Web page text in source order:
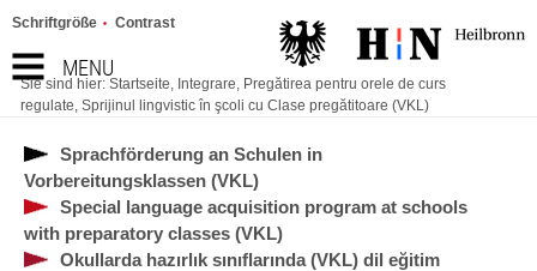
MENU
Schriftgröße Contrast
Sie sind hier: Startseite, Integrare, Pregătirea pentru orele de curs
regulate, Sprijinul lingvistic în şcoli cu Clase pregătitoare (VKL)
Sprachförderung an Schulen in
Vorbereitungsklassen (VKL)
Special language acquisition program at schools
with preparatory classes (VKL)
Okullarda hazırlık sınıflarında (VKL) dil eğitim